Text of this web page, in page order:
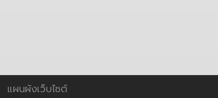
แผนผังเว็บไซต์